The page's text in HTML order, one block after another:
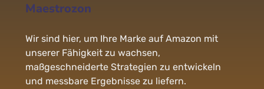
Maestrozon
Wir sind hier, um Ihre Marke auf Amazon mit
unserer Fähigkeit zu wachsen,
maßgeschneiderte Strategien zu entwickeln
und messbare Ergebnisse zu liefern.